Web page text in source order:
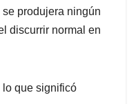
produjera ningún
discurrir normal en
lo que significó